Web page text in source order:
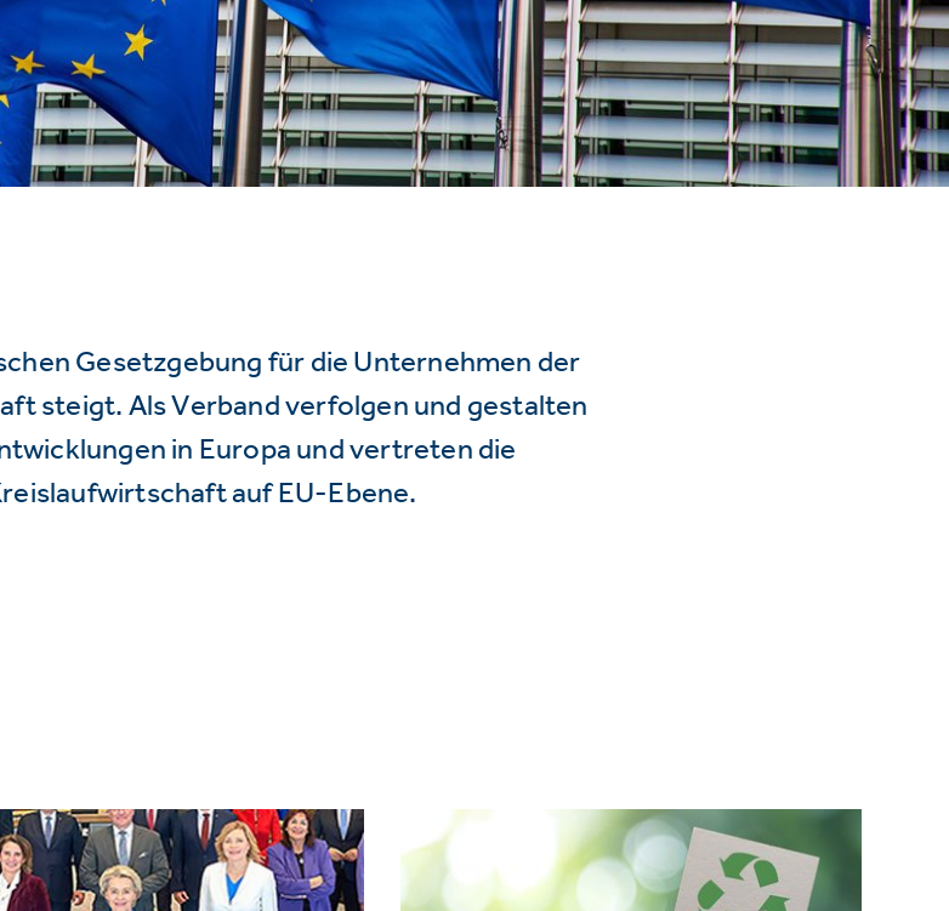
Gesetzgebung für die Unternehmen der
steigt. Als Verband verfolgen und gestalten
in Europa und vertreten die
auf EU-Ebene.